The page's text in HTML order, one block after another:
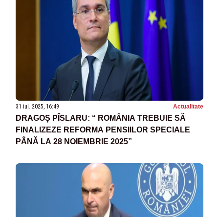
31 iul. 2025, 16:49 Actualitate
DRAGOȘ PÎSLARU: “ ROMÂNIA TREBUIE SĂ
FINALIZEZE REFORMA PENSIILOR SPECIALE
PÂNĂ LA 28 NOIEMBRIE 2025”